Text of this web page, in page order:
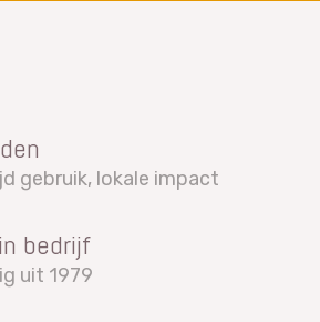
gebruik, lokale impact
bedrijf
uit 1979